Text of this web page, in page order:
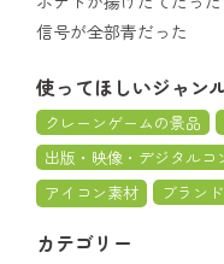
信号が全部青だった
使ってほしいジャン
クレーンゲームの景品
出版・映像・デジタルコ
アイコン素材
ブラン
カテゴリー